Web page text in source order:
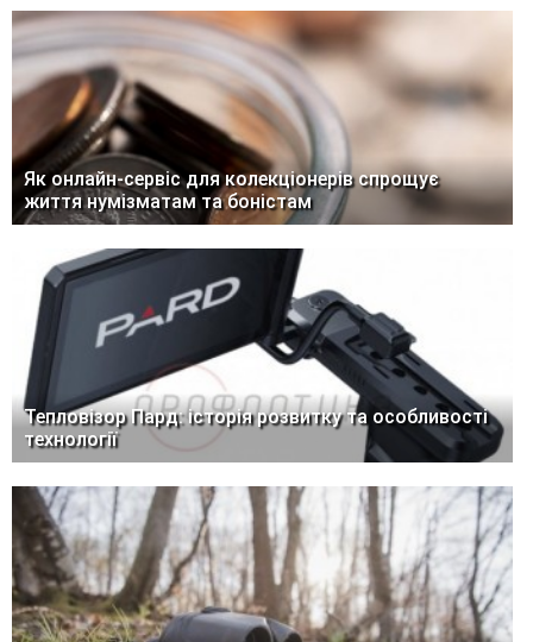
Як онлайн-сервіс для колекціонерів спрощує
життя нумізматам та боністам
Тепловізор Пард: історія розвитку та особливості
технології